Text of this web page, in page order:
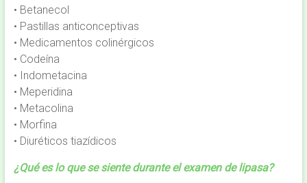
• Betanecol
• Pastillas anticonceptivas
• Medicamentos colinérgicos
• Codeína
• Indometacina
• Meperidina
• Metacolina
• Morfina
• Diuréticos tiazídicos
¿Qué es lo que se siente durante el examen de lipasa?